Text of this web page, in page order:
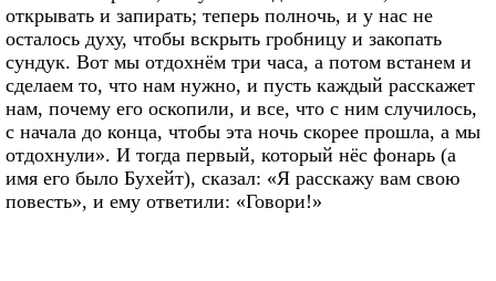
открывать и запирать; теперь полночь, и у нас не
осталось духу, чтобы вскрыть гробницу и закопать
сундук. Вот мы отдохнём три часа, а потом встанем и
сделаем то, что нам нужно, и пусть каждый расскажет
нам, почему его оскопили, и все, что с ним случилось,
с начала до конца, чтобы эта ночь скорее прошла, а мы
отдохнули». И тогда первый, который нёс фонарь (а
имя его было Бухейт), сказал: «Я расскажу вам свою
повесть», и ему ответили: «Говори!»